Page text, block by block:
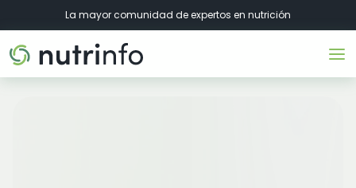
La mayor comunidad de expertos en nutrición